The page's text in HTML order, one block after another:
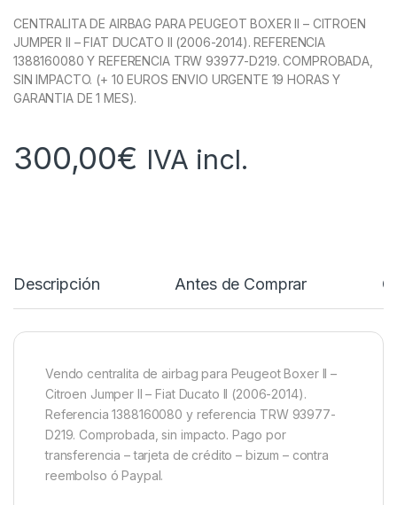
CENTRALITA DE AIRBAG PARA PEUGEOT BOXER II – CITROEN
JUMPER II – FIAT DUCATO II (2006-2014). REFERENCIA
1388160080 Y REFERENCIA TRW 93977-D219. COMPROBADA,
SIN IMPACTO. (+ 10 EUROS ENVIO URGENTE 19 HORAS Y
GARANTIA DE 1 MES).
300,00€ IVA incl.
Descripción Antes de Comprar
Vendo centralita de airbag para Peugeot Boxer II –
Citroen Jumper II – Fiat Ducato II (2006-2014).
Referencia 1388160080 y referencia TRW 93977-
D219. Comprobada, sin impacto. Pago por
transferencia – tarjeta de crédito – bizum – contra
reembolso ó Paypal.